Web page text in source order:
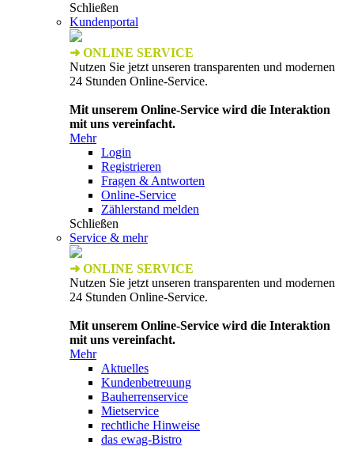
Schließen
Kundenportal
➜ ONLINE SERVICE
Nutzen Sie jetzt unseren transparenten und modernen
24 Stunden Online-Service.
Mit unserem Online-Service wird die Interaktion
mit uns vereinfacht.
Mehr
Login
Registrieren
Fragen & Antworten
Online-Service
Zählerstand melden
Schließen
Service & mehr
➜ ONLINE SERVICE
Nutzen Sie jetzt unseren transparenten und modernen
24 Stunden Online-Service.
Mit unserem Online-Service wird die Interaktion
mit uns vereinfacht.
Mehr
Aktuelles
Kundenbetreuung
Bauherrenservice
Mietservice
rechtliche Hinweise
das ewag-Bistro